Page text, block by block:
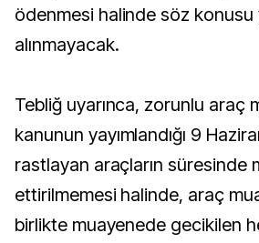
ödenmesi halinde söz konusu
alınmayacak.
Tebliğ uyarınca, zorunlu araç
kanunun yayımlandığı 9
rastlayan araçların süresinde
ettirilmemesi halinde, araç
birlikte muayenede gecikilen